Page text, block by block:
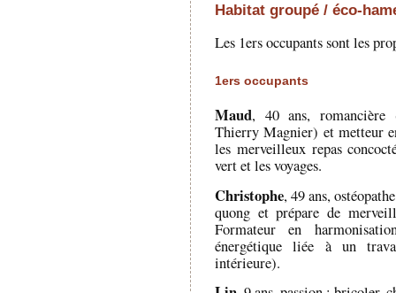
Habitat groupé / éco-
Les 1ers occupants sont les
1ers occupants
Maud, 40 ans, romancière
Thierry Magnier) et metteur
les merveilleux repas
vert et les voyages.
Christophe, 49 ans,
quong et prépare de
Formateur en
énergétique liée à un
intérieure).